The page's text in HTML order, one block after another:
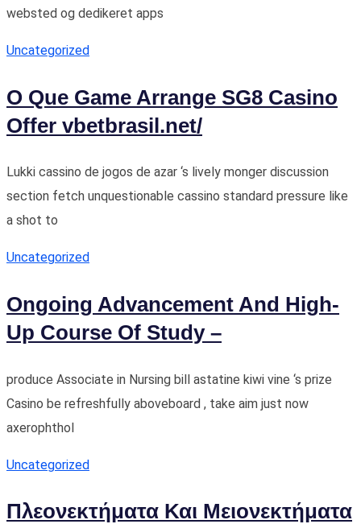
websted og dedikeret apps
Uncategorized
O Que Game Arrange SG8 Casino
Offer vbetbrasil.net/
Lukki cassino de jogos de azar ‘s lively monger discussion
section fetch unquestionable cassino standard pressure like
a shot to
Uncategorized
Ongoing Advancement And High-
Up Course Of Study –
produce Associate in Nursing bill astatine kiwi vine ‘s prize
Casino be refreshfully aboveboard , take aim just now
axerophthol
Uncategorized
Πλεονεκτήματα Και Μειονεκτήματα